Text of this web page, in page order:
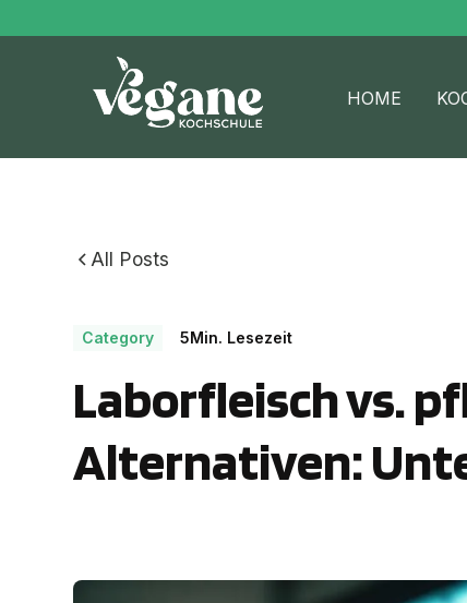
HOME
All Posts
Category 5Min. Lesezeit
Laborfleisch vs.
Alternativen: